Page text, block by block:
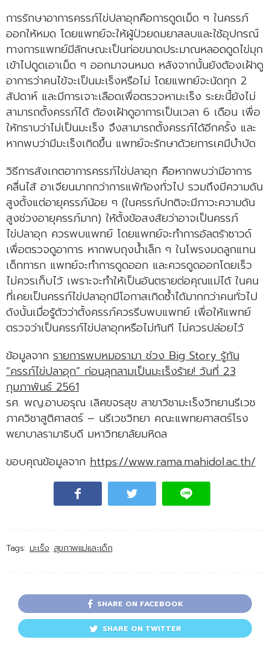
การรักษาอาการครรภ์ไข่ปลาอุกคือการดูดเม็ด ๆ ในครรภ์
ออกให้หมด โดยแพทย์จะให้ผู้ป่วยดมยาสลบและใช้อุปกรณ์
ทางการแพทย์มีลักษณะเป็นท่อขนาดประมาณหลอดดูดไข่มุก
เข้าไปดูดเอาเม็ด ๆ ออกมาจนหมด หลังจากนั้นยังต้องเฝ้าดู
อาการว่าคนไข้จะเป็นมะเร็งหรือไม่ โดยแพทย์จะนัดทุก 2
สัปดาห์ และมีการเจาะเลือดเพื่อตรวจหามะเร็ง ระยะนี้ยังไม่
สามารถตั้งครรภ์ได้ ต้องเฝ้าดูอาการเป็นเวลา 6 เดือน เพื่อ
ให้ทราบว่าไม่เป็นมะเร็ง จึงสามารถตั้งครรภ์ได้อีกครั้ง และ
หากพบว่ามีมะเร็งเกิดขึ้น แพทย์จะรักษาด้วยการเคมีบำบัด
วิธีการสังเกตอาการครรภ์ไข่ปลาอุก คือหากพบว่ามีอาการ
คลื่นไส้ อาเจียนมากกว่าการแพ้ท้องทั่วไป รวมถึงมีความดัน
สูงตั้งแต่อายุครรภ์น้อย ๆ (ในครรภ์ปกติจะมีภาวะความดัน
สูงช่วงอายุครรภ์มาก) ให้ตั้งข้อสงสัยว่าอาจเป็นครรภ์
ไข่ปลาอุก ควรพบแพทย์ โดยแพทย์จะทำการอัลตร้าซาวด์
เพื่อตรวจดูอาการ หากพบถุงน้ำเล็ก ๆ ในโพรงมดลูกแทน
เด็กทารก แพทย์จะทำการดูดออก และควรดูดออกโดยเร็ว
ไม่ควรเก็บไว้ เพราะจะทำให้เป็นอันตรายต่อคุณแม่ได้ ในคน
ที่เคยเป็นครรภ์ไข่ปลาอุกมีโอกาสเกิดซ้ำได้มากกว่าคนทั่วไป
ดังนั้นเมื่อรู้ตัวว่าตั้งครรภ์ควรรีบพบแพทย์ เพื่อให้แพทย์
ตรวจว่าเป็นครรภ์ไข่ปลาอุกหรือไม่ทันที ไม่ควรปล่อยไว้
ข้อมูลจาก รายการพบหมอรามา ช่วง Big Story รู้ทัน
“ครรภ์ไข่ปลาอุก” ก่อนลุกลามเป็นมะเร็งร้าย! วันที่ 23
กุมภาพันธ์ 2561
รศ. พญ.อาบอรุณ เลิศขจรสุข สาขาวิชามะเร็งวิทยานรีเวช
ภาควิชาสูติศาสตร์ – นรีเวชวิทยา คณะแพทยศาสตร์โรง
พยาบาลรามาธิบดี มหาวิทยาลัยมหิดล
ขอบคุณข้อมูลจาก https://www.rama.mahidol.ac.th/
Tags: มะเร็ง สุขภาพแม่และเด็ก
SHARE ON FACEBOOK
SHARE ON TWITTER